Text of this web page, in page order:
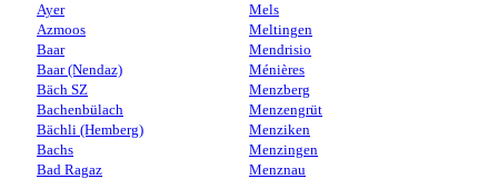
Ayer
Azmoos
Baar
Baar (Nendaz)
Bäch SZ
Bachenbülach
Bächli (Hemberg)
Bachs
Bad Ragaz
Mels
Meltingen
Mendrisio
Ménières
Menzberg
Menzengrüt
Menziken
Menzingen
Menznau